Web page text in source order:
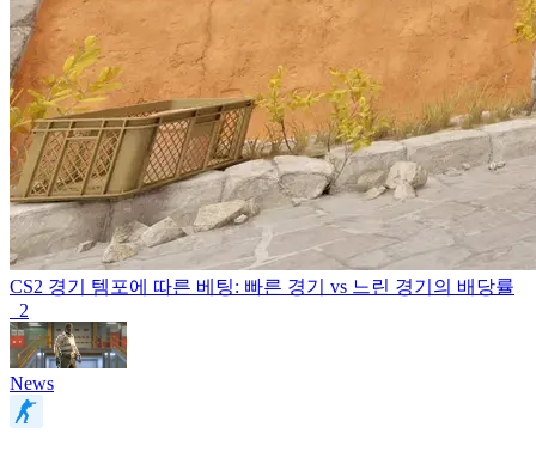
CS2 경기 템포에 따른 베팅: 빠른 경기 vs 느린 경기의 배당률
2
News